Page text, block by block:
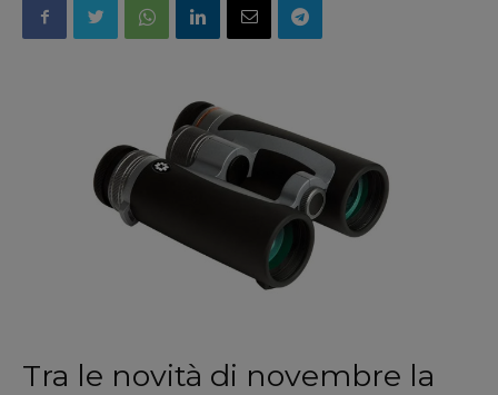
Tra le novità di novembre la